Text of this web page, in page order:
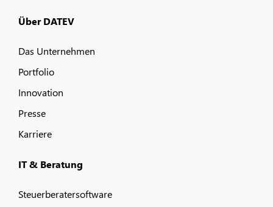
Über DATEV
Das Unternehmen
Portfolio
Innovation
Presse
Karriere
IT & Beratung
Steuerberatersoftware